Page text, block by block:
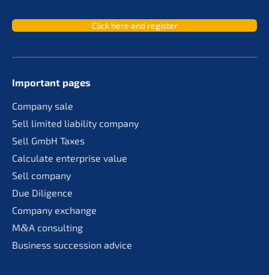
Click here and register
Important pages
Compa­ny sale
Sell limit­ed liabi­li­ty company
Sell GmbH Taxes
Calcu­la­te enter­pri­se value
Sell compa­ny
Due Diligence
Compa­ny exchange
M&A consul­ting
Business succes­si­on advice